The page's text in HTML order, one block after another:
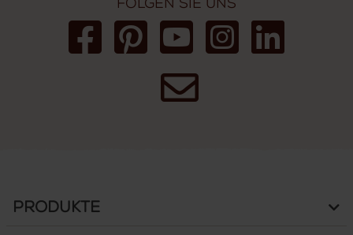
Folgen Sie uns
Produkte